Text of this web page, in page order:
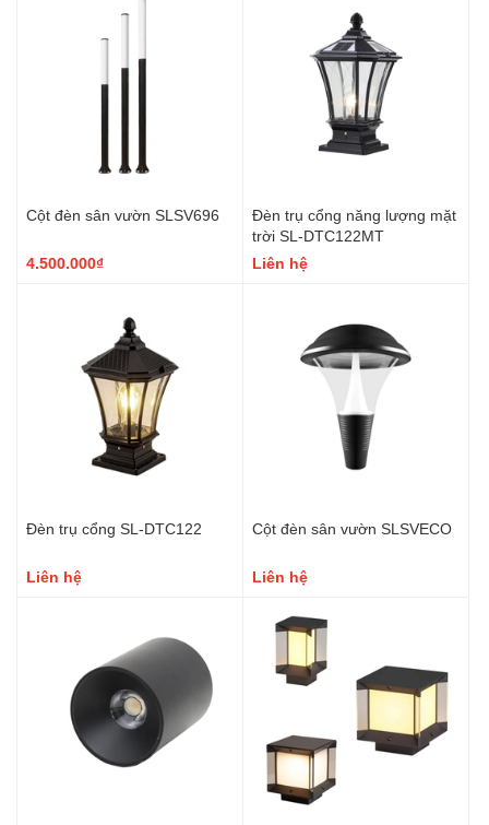
Cột đèn sân vườn SLSV696
4.500.000₫
Đèn trụ cổng năng lượng mặt
trời SL-DTC122MT
Liên hệ
Đèn trụ cổng SL-DTC122
Liên hệ
Cột đèn sân vườn SLSVECO
Liên hệ